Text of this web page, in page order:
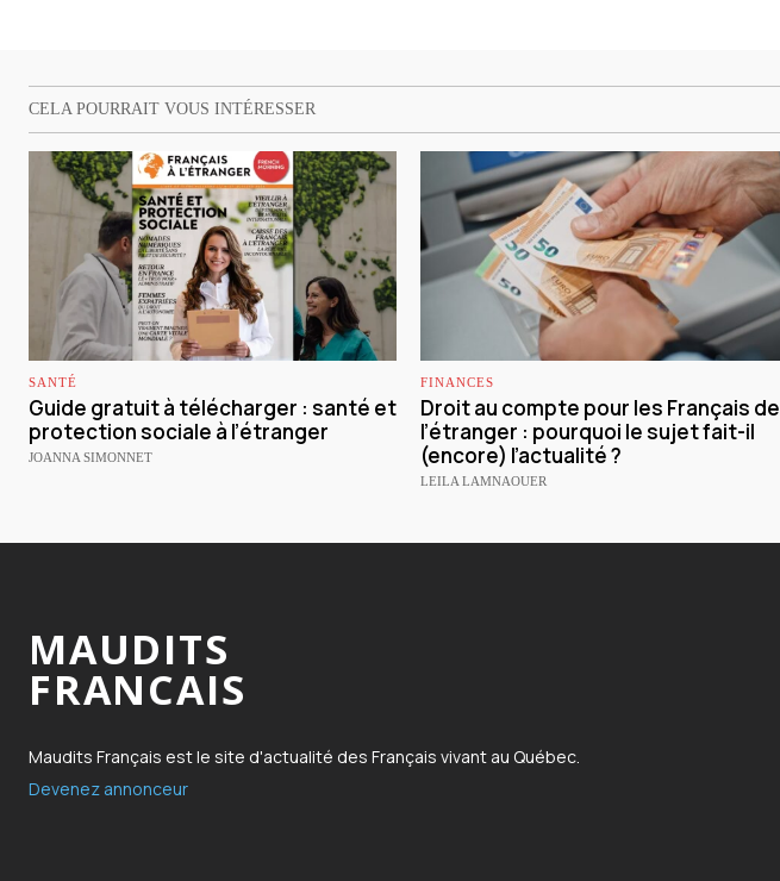
CELA POURRAIT VOUS INTÉRESSER
SANTÉ
Guide gratuit à télécharger : santé et
protection sociale à l’étranger
JOANNA SIMONNET
FINANCES
Droit au compte pour les Français de
l’étranger : pourquoi le sujet fait-il
(encore) l’actualité ?
LEILA LAMNAOUER
MAUDITS
FRANCAIS
Maudits Français est le site d'actualité des Français vivant au Québec.
Devenez annonceur